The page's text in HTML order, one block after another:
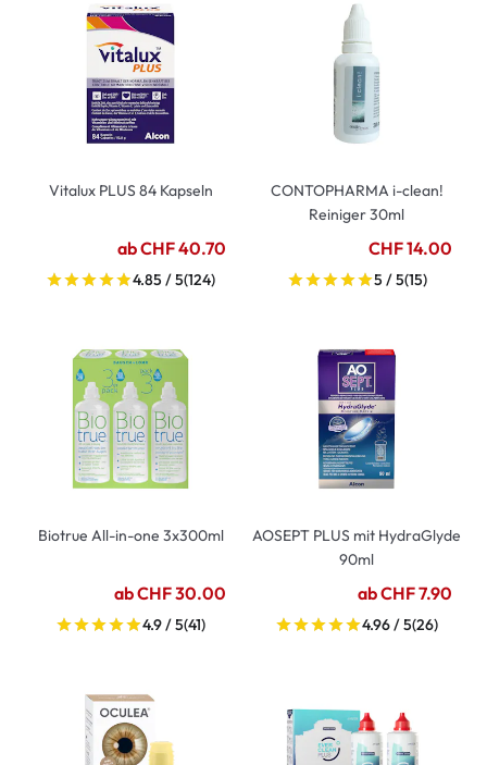
Vitalux PLUS 84 Kapseln
ab CHF 40.70
4.85 / 5(124)
CONTOPHARMA i-clean!
Reiniger 30ml
CHF 14.00
5 / 5(15)
Biotrue All-in-one 3x300ml
ab CHF 30.00
4.9 / 5(41)
AOSEPT PLUS mit HydraGlyde
90ml
ab CHF 7.90
4.96 / 5(26)